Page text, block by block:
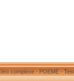
complexe-POEME-